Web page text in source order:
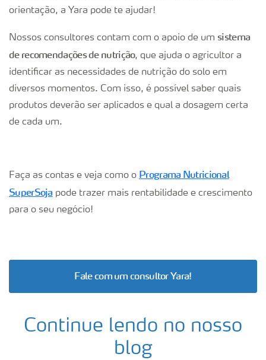
orientação, a Yara pode te ajudar!
Nossos consultores contam com o apoio de um sistema
de recomendações de nutrição, que ajuda o agricultor a
identificar as necessidades de nutrição do solo em
diversos momentos. Com isso, é possível saber quais
produtos deverão ser aplicados e qual a dosagem certa
de cada um.
Faça as contas e veja como o Programa Nutricional
SuperSojapode trazer mais rentabilidade e crescimento
para o seu negócio!
Fale com um consultor Yara!
Continue lendo no nosso
blog